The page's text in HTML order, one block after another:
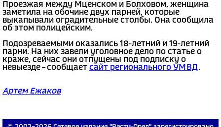
Проезжая между Мценском и Болховом, женщина
заметила на обочине двух парней, которые
выкапывали оградительные столбы. Она сообщила
об этом полицейским.
Подозреваемыми оказались 18-летний и 19-летний
парни. На них завели уголовное дело по статье о
краже, сейчас они отпущены под подписку о
невыезде – сообщает сайт регионального УМВД.
Артем Ежаков